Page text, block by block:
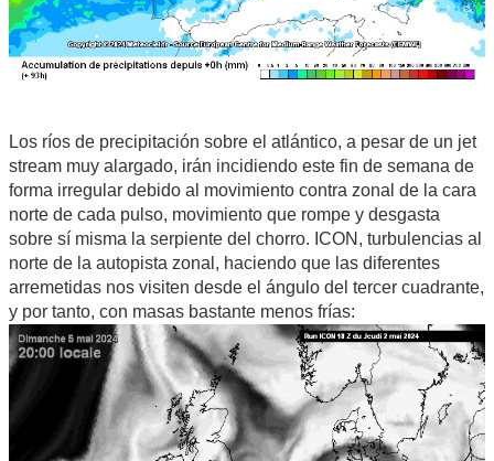
Los ríos de precipitación sobre el atlántico, a pesar de un jet
stream muy alargado, irán incidiendo este fin de semana de
forma irregular debido al movimiento contra zonal de la cara
norte de cada pulso, movimiento que rompe y desgasta
sobre sí misma la serpiente del chorro. ICON, turbulencias al
norte de la autopista zonal, haciendo que las diferentes
arremetidas nos visiten desde el ángulo del tercer cuadrante,
y por tanto, con masas bastante menos frías: